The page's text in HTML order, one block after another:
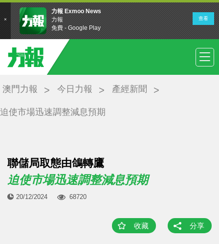
澳門力報 今日力報 產經新聞
迫使市場迅速調整減息預期
聯儲局取態由鴿轉鷹
迫使市場迅速調整減息預期
20/12/2024 68720
收藏 分享